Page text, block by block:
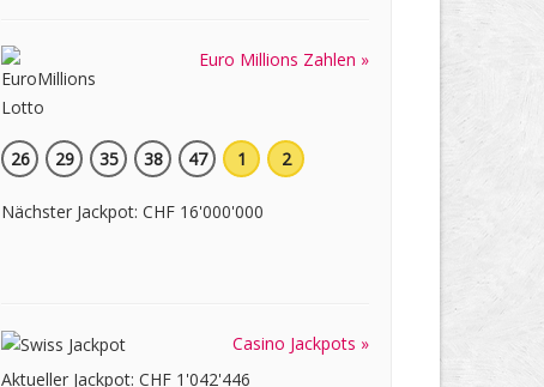
Euro Millions Zahlen »
26 29 35 38 47 1 2
Nächster Jackpot: CHF 16'000'000
Casino Jackpots »
Aktueller Jackpot: CHF 1'042'446